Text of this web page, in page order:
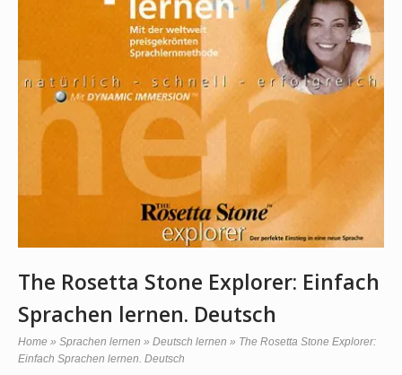
The Rosetta Stone Explorer: Einfach
Sprachen lernen. Deutsch
Home » Sprachen lernen » Deutsch lernen » The Rosetta Stone Explorer:
Einfach Sprachen lernen. Deutsch